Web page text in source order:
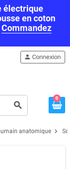
électrique
en coton
Commandez
search
0
person Connexion
anatomique chevron_right